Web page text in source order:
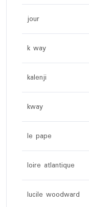
jour
k way
kalenji
kway
le pape
loire atlantique
lucile woodward